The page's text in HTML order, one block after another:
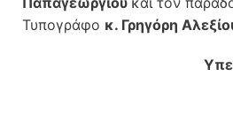
Τυπογράφο κ. Γρηγόρη